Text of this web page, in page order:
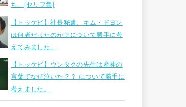
ち。[セリフ集]
【トッケビ】社長秘書、キム・ドヨン
は何者だったのか？について勝手に考
えてみました。
【トッケビ】ウンタクの先生は産神の
言葉でなぜ泣いた？？ について勝手に
考えました。